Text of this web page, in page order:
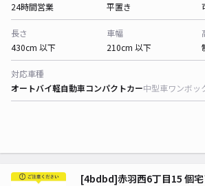
24時間営業
平置き
長さ
430cm 以下
車幅
210cm 以下
対応車種
オートバイ軽自動車コンパクトカー中型車ワンボッ
[4bdbd]赤羽西6丁目15 個